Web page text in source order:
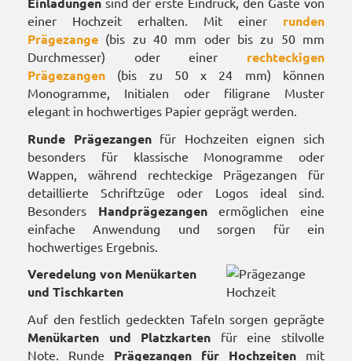
einer Hochzeit erhalten. Mit einer runden
Prägezange (bis zu 40 mm oder bis zu 50 mm
Durchmesser) oder einer rechteckigen
Prägezangen (bis zu 50 x 24 mm) können
Monogramme, Initialen oder filigrane Muster
elegant in hochwertiges Papier geprägt werden.
Runde Prägezangenfür Hochzeiten eignen sich
besonders für klassische Monogramme oder
Wappen, während rechteckige Prägezangen für
detaillierte Schriftzüge oder Logos ideal sind.
Besonders Handprägezangenermöglichen eine
einfache Anwendung und sorgen für ein
hochwertiges Ergebnis.
Veredelung von Menükarten
und Tischkarten
Auf den festlich gedeckten Tafeln sorgen geprägte
Menükarten und Platzkarten für eine stilvolle
Note. Runde Prägezangen für Hochzeiten mit